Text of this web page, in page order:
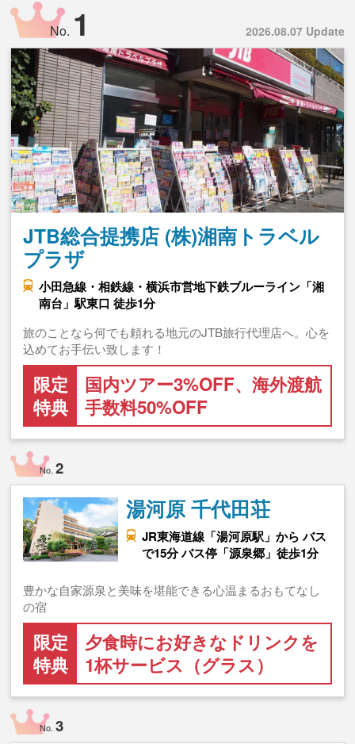
2026.08.07 Update
No. 1
JTB総合提携店 (株)湘南トラベル
プラザ
小田急線・相鉄線・横浜市営地下鉄ブルーライン「湘
南台」駅東口 徒歩1分
旅のことなら何でも頼れる地元のJTB旅行代理店へ。心を
込めてお手伝い致します！
限定
特典
国内ツアー3%OFF、海外渡航
手数料50%OFF
No.2
湯河原 千代田荘
JR東海道線「湯河原駅」から バス
で15分 バス停「源泉郷」徒歩1分
豊かな自家源泉と美味を堪能できる心温まるおもてなし
の宿
限定
特典
夕食時にお好きなドリンクを
1杯サービス（グラス）
No.3